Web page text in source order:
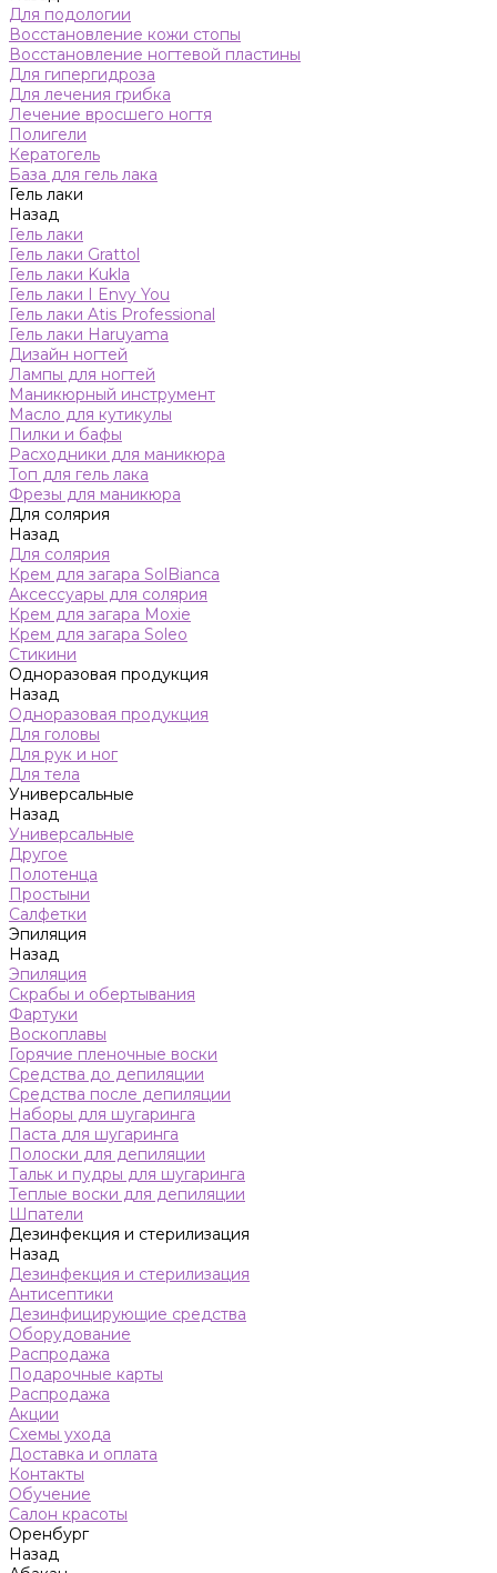
Для подологии
Восстановление кожи стопы
Восстановление ногтевой пластины
Для гипергидроза
Для лечения грибка
Лечение вросшего ногтя
Полигели
Кератогель
База для гель лака
Гель лаки
Назад
Гель лаки
Гель лаки Grattol
Гель лаки Kukla
Гель лаки I Envy You
Гель лаки Atis Professional
Гель лаки Haruyama
Дизайн ногтей
Лампы для ногтей
Маникюрный инструмент
Масло для кутикулы
Пилки и бафы
Расходники для маникюра
Топ для гель лака
Фрезы для маникюра
Для солярия
Назад
Для солярия
Крем для загара SolBianca
Аксессуары для солярия
Крем для загара Moxie
Крем для загара Soleo
Стикини
Одноразовая продукция
Назад
Одноразовая продукция
Для головы
Для рук и ног
Для тела
Универсальные
Назад
Универсальные
Другое
Полотенца
Простыни
Салфетки
Эпиляция
Назад
Эпиляция
Скрабы и обертывания
Фартуки
Воскоплавы
Горячие пленочные воски
Средства до депиляции
Средства после депиляции
Наборы для шугаринга
Паста для шугаринга
Полоски для депиляции
Тальк и пудры для шугаринга
Теплые воски для депиляции
Шпатели
Дезинфекция и стерилизация
Назад
Дезинфекция и стерилизация
Антисептики
Дезинфицирующие средства
Оборудование
Распродажа
Подарочные карты
Распродажа
Акции
Схемы ухода
Доставка и оплата
Контакты
Обучение
Салон красоты
Оренбург
Назад